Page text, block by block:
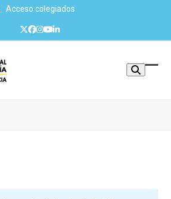
Acceso colegiados
Twitter
Facebook
Instagram
YouTube
LinkedIn